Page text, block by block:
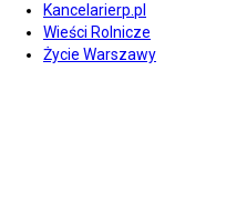
Kancelarierp.pl
Wieści Rolnicze
Życie Warszawy